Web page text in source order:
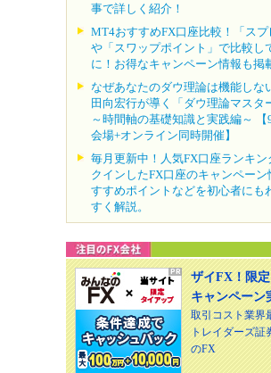
事で詳しく紹介！
MT4おすすめFX口座比較！「スプ
や「スワップポイント」で比較し
に！お得なキャンペーン情報も掲
なぜあなたのダウ理論は機能しな
田向宏行が導く「ダウ理論マスタ
～時間軸の基礎知識と実践編～ 【
会場+オンライン同時開催】
毎月更新中！人気FX口座ランキン
クインしたFX口座のキャンペーン
すすめポイントなどを初心者にも
すく解説。
ザイFX！限定
キャンペーン
取引コスト業界
トレイダーズ証
のFX